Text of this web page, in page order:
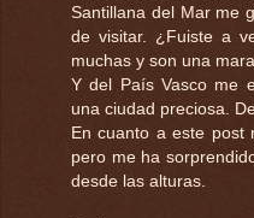
Santillana del Mar me
de visitar. ¿Fuiste a
muchas y son una
Y del País Vasco me
una ciudad preciosa.
En cuanto a este post
pero me ha
desde las alturas.